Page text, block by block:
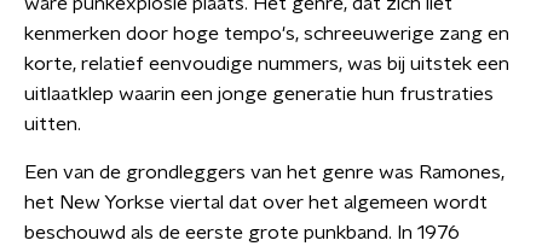
kenmerken door hoge tempo's, schreeuwerige zang en
korte, relatief eenvoudige nummers, was bij uitstek een
uitlaatklep waarin een jonge generatie hun frustraties
uitten.
Een van de grondleggers van het genre was Ramones,
het New Yorkse viertal dat over het algemeen wordt
beschouwd als de eerste grote punkband. In 1976